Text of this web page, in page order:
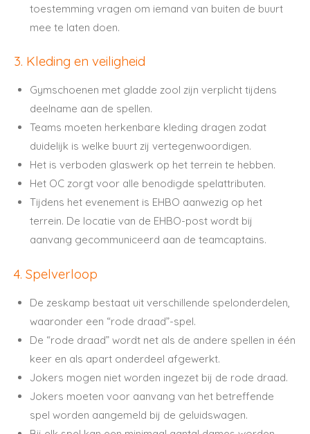
toestemming vragen om iemand van buiten de buurt
mee te laten doen.
3. Kleding en veiligheid
Gymschoenen met gladde zool zijn verplicht tijdens
deelname aan de spellen.
Teams moeten herkenbare kleding dragen zodat
duidelijk is welke buurt zij vertegenwoordigen.
Het is verboden glaswerk op het terrein te hebben.
Het OC zorgt voor alle benodigde spelattributen.
Tijdens het evenement is EHBO aanwezig op het
terrein. De locatie van de EHBO-post wordt bij
aanvang gecommuniceerd aan de teamcaptains.
4. Spelverloop
De zeskamp bestaat uit verschillende spelonderdelen,
waaronder een “rode draad”-spel.
De “rode draad” wordt net als de andere spellen in één
keer en als apart onderdeel afgewerkt.
Jokers mogen niet worden ingezet bij de rode draad.
Jokers moeten voor aanvang van het betreffende
spel worden aangemeld bij de geluidswagen.